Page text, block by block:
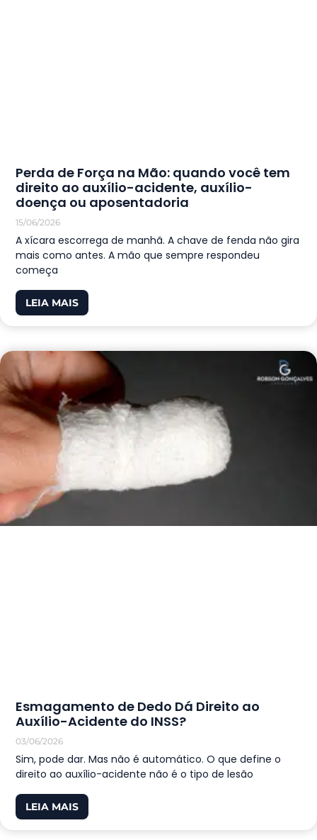
Perda de Força na Mão: quando você tem
direito ao auxílio-acidente, auxílio-
doença ou aposentadoria
15/06/2026
A xícara escorrega de manhã. A chave de fenda não gira
mais como antes. A mão que sempre respondeu
começa
LEIA MAIS
Esmagamento de Dedo Dá Direito ao
Auxílio-Acidente do INSS?
03/06/2026
Sim, pode dar. Mas não é automático. O que define o
direito ao auxílio-acidente não é o tipo de lesão
LEIA MAIS